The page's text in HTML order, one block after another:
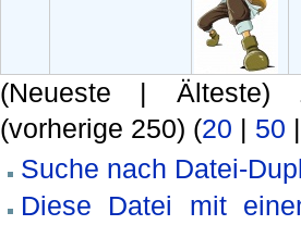
(Neueste | Älteste)
(vorherige 250) (20 | 50
Suche nach Datei-
Diese Datei mit